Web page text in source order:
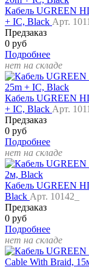
Кабель UGREEN
+ IC, Black Арт.
Предзаказ
0 руб
Подробнее
нет на складе
Кабель UGREEN
+ IC, Black Арт.
Предзаказ
0 руб
Подробнее
нет на складе
Кабель UGREEN
Black Арт. 10142_
Предзаказ
0 руб
Подробнее
нет на складе